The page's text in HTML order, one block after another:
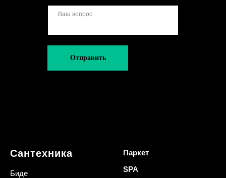
Отправить
Сантехника
Биде
Паркет
SPA